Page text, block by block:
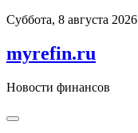
Перейти
содержимому
Суббота, 8 августа 2026
myrefin.ru
Новости финансов